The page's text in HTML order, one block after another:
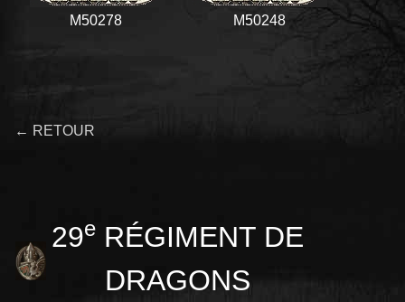
M50278 M50248
← RETOUR
29eRÉGIMENT DE
DRAGONS